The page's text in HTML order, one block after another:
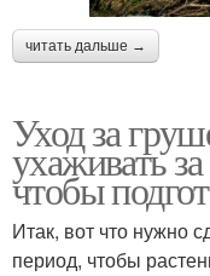
читать дальше →
Уход за
ухаживать
чтобы
Итак, вот что нужно
период, чтобы